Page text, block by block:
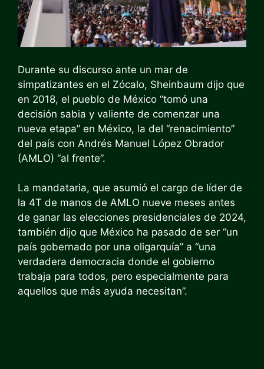
Durante su discurso ante un mar de
simpatizantes en el Zócalo, Sheinbaum dijo que
en 2018, el pueblo de México “tomó una
decisión sabia y valiente de comenzar una
nueva etapa” en México, la del “renacimiento”
del país con Andrés Manuel López Obrador
(AMLO) “al frente”.
La mandataria, que asumió el cargo de líder de
la 4T de manos de AMLO nueve meses antes
de ganar las elecciones presidenciales de 2024,
también dijo que México ha pasado de ser “un
país gobernado por una oligarquía” a “una
verdadera democracia donde el gobierno
trabaja para todos, pero especialmente para
aquellos que más ayuda necesitan”.